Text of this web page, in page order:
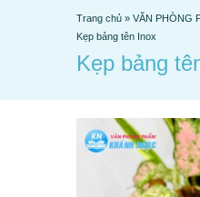
Trang chủ » VĂN PHÒNG
Kẹp bảng tên Inox
Kẹp bảng